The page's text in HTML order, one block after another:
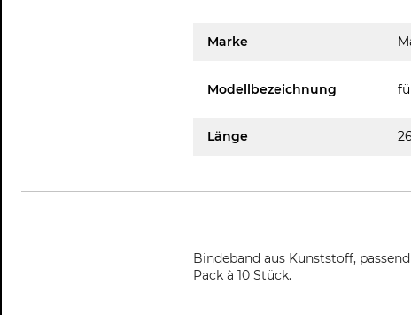
Marke
Modellbezeichnung
Länge
Bindeband aus Kunststoff,
Pack à 10 Stück.